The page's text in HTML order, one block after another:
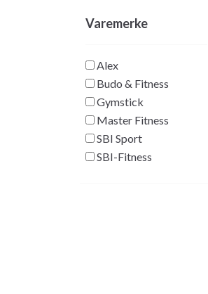
Varemerke
Alex
Budo & Fitness
Gymstick
Master Fitness
SBI Sport
SBI-Fitness